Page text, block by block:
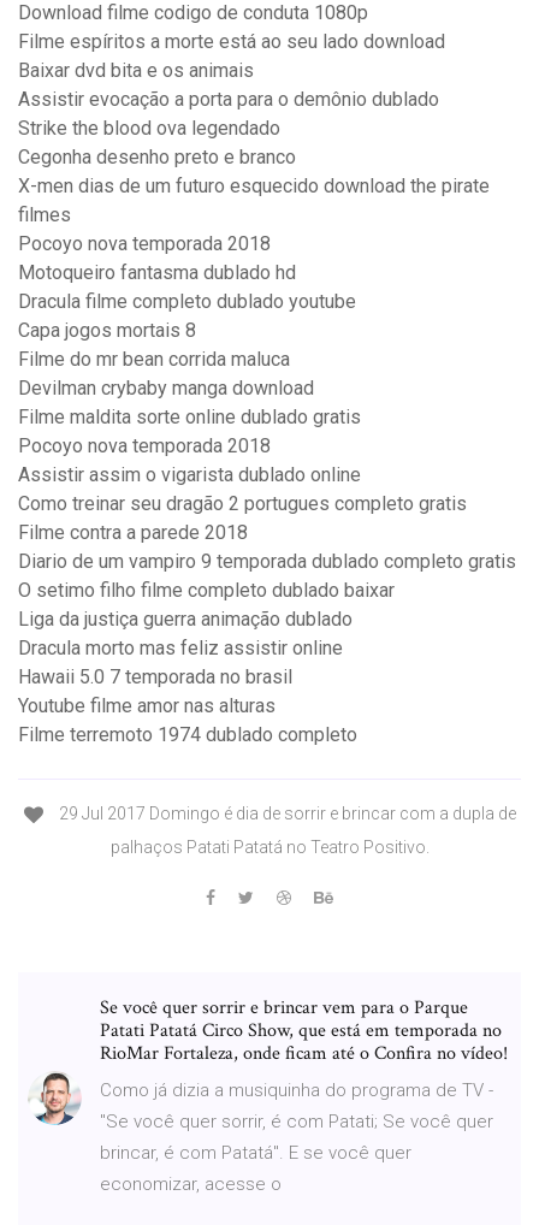
Download filme codigo de conduta 1080p
Filme espíritos a morte está ao seu lado download
Baixar dvd bita e os animais
Assistir evocação a porta para o demônio dublado
Strike the blood ova legendado
Cegonha desenho preto e branco
X-men dias de um futuro esquecido download the pirate
filmes
Pocoyo nova temporada 2018
Motoqueiro fantasma dublado hd
Dracula filme completo dublado youtube
Capa jogos mortais 8
Filme do mr bean corrida maluca
Devilman crybaby manga download
Filme maldita sorte online dublado gratis
Pocoyo nova temporada 2018
Assistir assim o vigarista dublado online
Como treinar seu dragão 2 portugues completo gratis
Filme contra a parede 2018
Diario de um vampiro 9 temporada dublado completo gratis
O setimo filho filme completo dublado baixar
Liga da justiça guerra animação dublado
Dracula morto mas feliz assistir online
Hawaii 5.0 7 temporada no brasil
Youtube filme amor nas alturas
Filme terremoto 1974 dublado completo
29 Jul 2017 Domingo é dia de sorrir e brincar com a dupla de
palhaços Patati Patatá no Teatro Positivo.
Se você quer sorrir e brincar vem para o Parque
Patati Patatá Circo Show, que está em temporada no
RioMar Fortaleza, onde ficam até o Confira no vídeo!
Como já dizia a musiquinha do programa de TV -
"Se você quer sorrir, é com Patati; Se você quer
brincar, é com Patatá". E se você quer
economizar, acesse o